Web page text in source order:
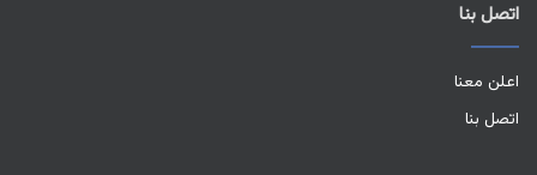
اتصل بنا
اعلن معنا
اتصل بنا